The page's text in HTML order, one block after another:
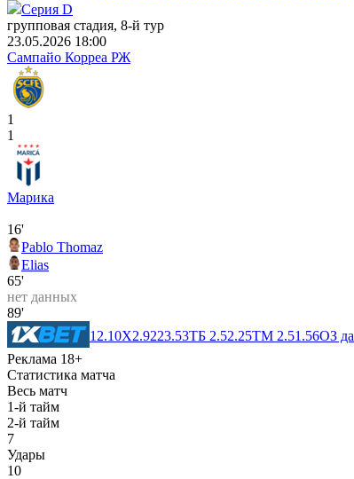
Серия D
групповая стадия, 8-й тур
23.05.2026 18:00
Сампайо Корреа РЖ
1
1
Марика
16'
Pablo Thomaz
Elias
65'
нет данных
89'
1 2.10X2.9223.53ТБ 2.52.25ТМ 2.51.56ОЗ да
Реклама 18+
Статистика матча
Весь матч
1-й тайм
2-й тайм
7
Удары
10